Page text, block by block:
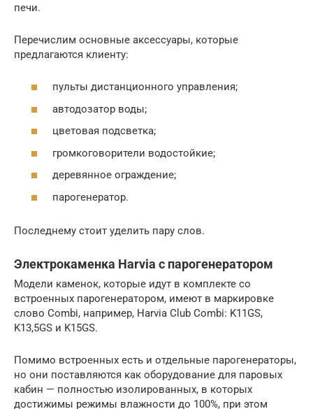
печи.
Перечислим основные аксессуары, которые
предлагаются клиенту:
пульты дистанционного управления;
автодозатор воды;
цветовая подсветка;
громкоговорители водостойкие;
деревянное ограждение;
парогенератор.
Последнему стоит уделить пару слов.
Электрокаменка Harvia с парогенератором
Модели каменок, которые идут в комплекте со
встроенных парогенератором, имеют в маркировке
слово Combi, например, Harvia Club Combi: K11GS,
K13,5GS и K15GS.
Помимо встроенных есть и отдельные парогенераторы,
но они поставляются как оборудование для паровых
кабин — полностью изолированных, в которых
достижимы режимы влажности до 100%, при этом